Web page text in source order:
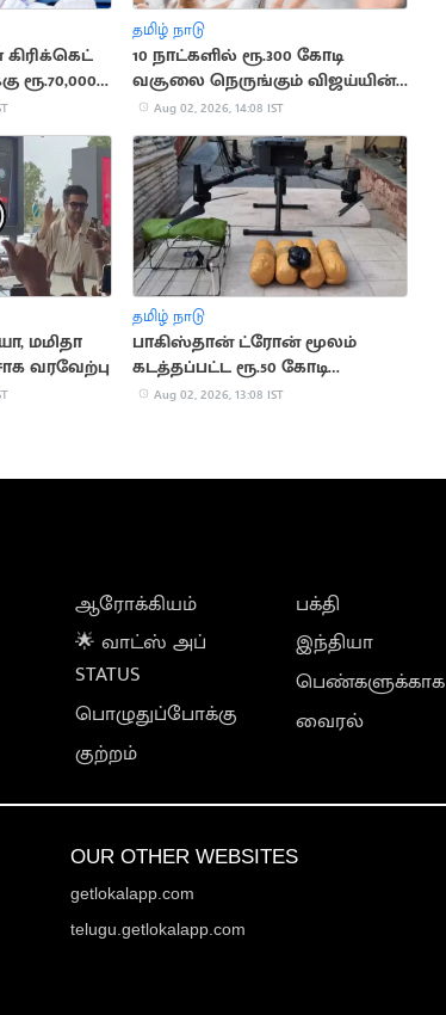
ரூ.70,000
தமிழ் நாடு
10 நாட்களில் ரூ.300 கோடி
வசூலை நெருங்கும் விஜய்யின்
'ஜனநாயகன்'
Aug 02, 2026, 14:08 IST
மமிதா
வரவேற்பு
தமிழ் நாடு
பாகிஸ்தான் ட்ரோன் மூலம்
கடத்தப்பட்ட ரூ.50 கோடி
போதைப்பொருள் பறிமுதல்
Aug 02, 2026, 13:08 IST
ஆரோக்கியம்
🌟 வாட்ஸ் அப்
STATUS
பொழுதுப்போக்கு
குற்றம்
பக்தி
இந்தியா
பெண்களுக்காக
வைரல்
OUR OTHER WEBSITES
getlokalapp.com
telugu.getlokalapp.com